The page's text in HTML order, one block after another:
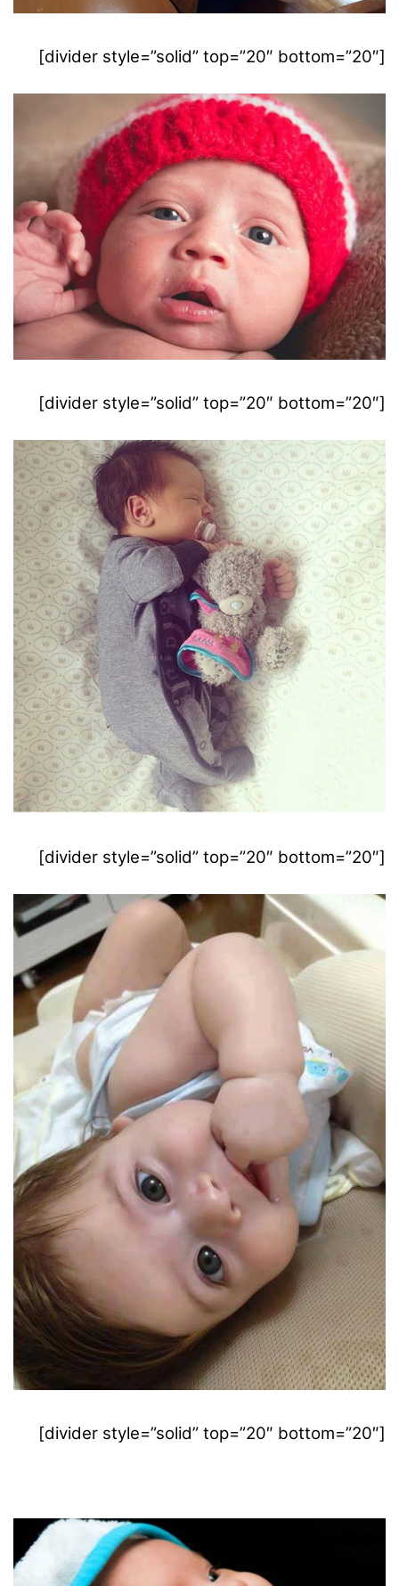
[divider style=”solid” top=”20″ bottom=”20″]
[divider style=”solid” top=”20″ bottom=”20″]
[divider style=”solid” top=”20″ bottom=”20″]
[divider style=”solid” top=”20″ bottom=”20″]